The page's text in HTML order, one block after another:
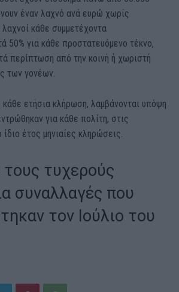
έναν λαχνό ανά ευρώ χωρίς
κάθε συμμετέχοντα
50% για κάθε προστατευόμενο τέκνο,
περίπτωση από την κοινή ή χωριστή
των γονέων.
κάθε ετήσια κλήρωση, λαμβάνονται υπόψη
για κάθε πολίτη, στις
έτος μηνιαίες κληρώσεις.
τυχερούς
συναλλαγές που
τον Ιούλιο του